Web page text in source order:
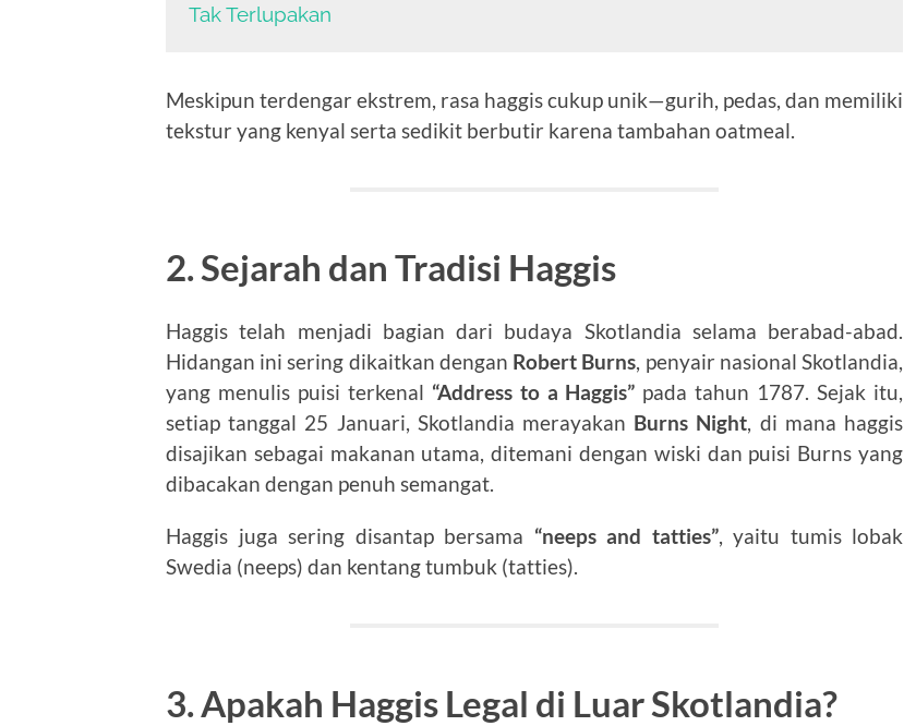
Tak Terlupakan
Meskipun terdengar ekstrem, rasa haggis cukup unik—gurih, pedas, dan memiliki
tekstur yang kenyal serta sedikit berbutir karena tambahan oatmeal.
2. Sejarah dan Tradisi Haggis
Haggis telah menjadi bagian dari budaya Skotlandia selama berabad-abad.
Hidangan ini sering dikaitkan dengan Robert Burns , penyair nasional Skotlandia,
yang menulis puisi terkenal “Address to a Haggis” pada tahun 1787. Sejak itu,
setiap tanggal 25 Januari, Skotlandia merayakan Burns Night , di mana haggis
disajikan sebagai makanan utama, ditemani dengan wiski dan puisi Burns yang
dibacakan dengan penuh semangat.
Haggis juga sering disantap bersama “neeps and tatties”, yaitu tumis lobak
Swedia (neeps) dan kentang tumbuk (tatties).
3. Apakah Haggis Legal di Luar Skotlandia?